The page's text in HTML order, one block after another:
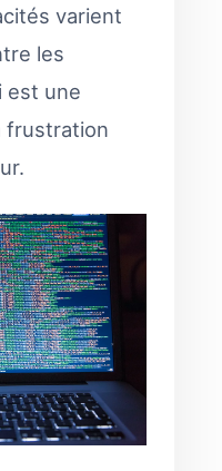
varient
les
est une
frustration